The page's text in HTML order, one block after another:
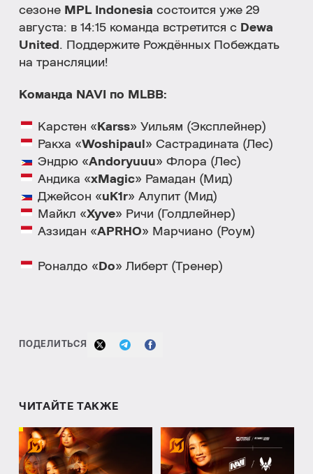
сезоне MPL Indonesia состоится уже 29
августа: в 14:15 команда встретится с Dewa
United . Поддержите Рождённых Побеждать
на трансляции!
Команда NAVI по MLBB:
Карстен « Karss» Уильям (Эксплейнер)
Ракха «Woshipaul » Састрадината (Лес)
Эндрю «Andoryuuu» Флора (Лес)
Андика «xMagic» Рамадан (Мид)
Джейсон «uK1r» Алупит (Мид)
Майкл «Xyve» Ричи (Голдлейнер)
Аззидан «APRHO» Марчиано (Роум)
Роналдо « Do» Либерт (Тренер)
ПОДЕЛИТЬСЯ
ЧИТАЙТЕ ТАКЖЕ